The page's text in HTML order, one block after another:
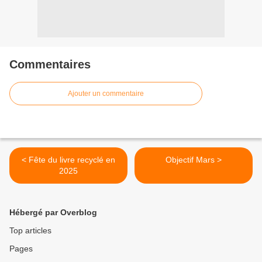
Commentaires
Ajouter un commentaire
< Fête du livre recyclé en
2025
Objectif Mars >
Hébergé par Overblog
Top articles
Pages